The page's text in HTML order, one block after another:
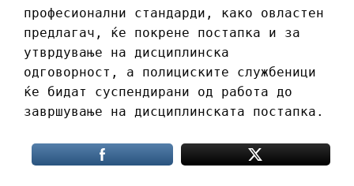
професионални стандарди, како овластен
предлагач, ќе покрене постапка и за
утврдување на дисциплинска
одговорност, а полициските службеници
ќе бидат суспендирани од работа до
завршување на дисциплинската постапка.